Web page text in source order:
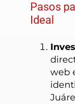
Pasos
Ideal
web